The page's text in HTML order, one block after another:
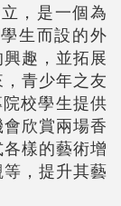
，是一個為
生而設的外
趣，並拓展
青少年之友
校學生提供
欣賞兩場香
樣的藝術增
，提升其藝